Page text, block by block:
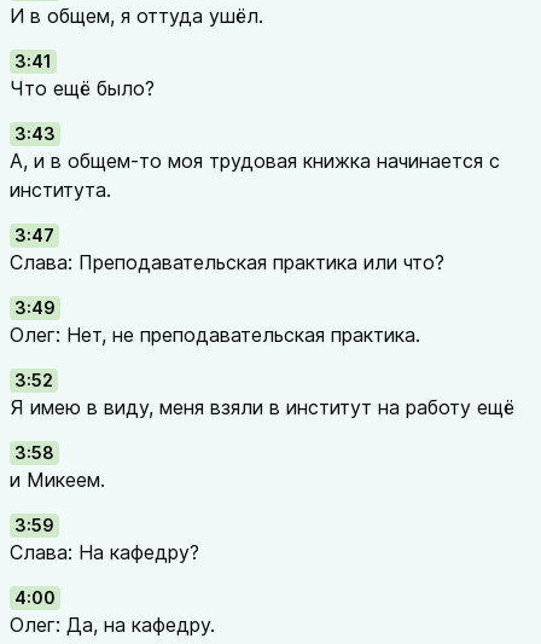
И в общем, я оттуда ушёл.
3:41
Что ещё было?
3:43
А, и в общем-то моя трудовая книжка начинается с
института.
3:47
Слава: Преподавательская практика или что?
3:49
Олег: Нет, не преподавательская практика.
3:52
Я имею в виду, меня взяли в институт на работу ещё
3:58
и Микеем.
3:59
Слава: На кафедру?
4:00
Олег: Да, на кафедру.